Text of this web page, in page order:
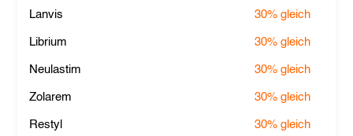
Lanvis 30% gleich
Librium 30% gleich
Neulastim 30% gleich
Zolarem 30% gleich
Restyl 30% gleich